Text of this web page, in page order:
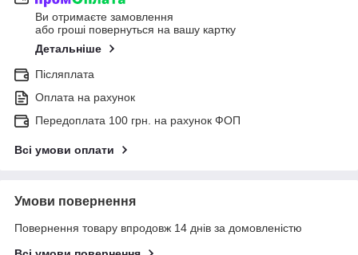
Ви отримаєте замовлення
або гроші повернуться на вашу картку
Детальніше
Післяплата
Оплата на рахунок
Передоплата 100 грн. на рахунок ФОП
Всі умови оплати
Умови повернення
Повернення товару впродовж 14 днів за домовленістю